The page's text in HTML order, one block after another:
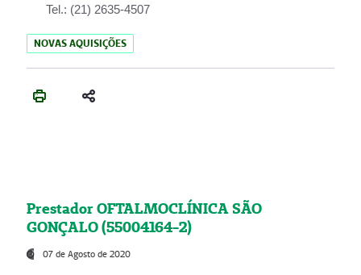
Tel.: (21) 2635-4507
NOVAS AQUISIÇÕES
Prestador OFTALMOCLÍNICA SÃO
GONÇALO (55004164-2)
07 de Agosto de 2020